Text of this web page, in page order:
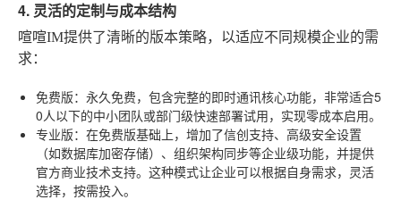
4. 灵活的定制与成本结构
喧喧IM提供了清晰的版本策略，以适应不同规模企业的需
求：
免费版：永久免费，包含完整的即时通讯核心功能，非常适合5
0人以下的中小团队或部门级快速部署试用，实现零成本启用。
专业版：在免费版基础上，增加了信创支持、高级安全设置
（如数据库加密存储）、组织架构同步等企业级功能，并提供
官方商业技术支持。这种模式让企业可以根据自身需求，灵活
选择，按需投入。